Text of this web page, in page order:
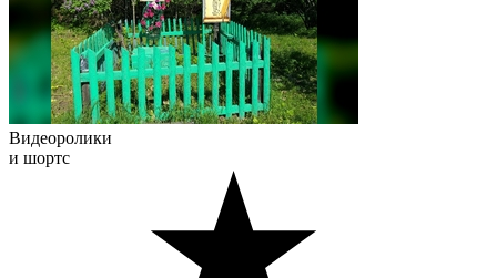
Видеоролики
и шортс